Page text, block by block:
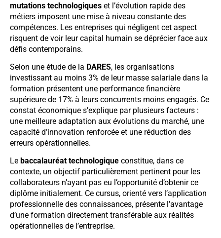
mutations technologiques et l’évolution rapide des
métiers imposent une mise à niveau constante des
compétences. Les entreprises qui négligent cet aspect
risquent de voir leur capital humain se déprécier face aux
défis contemporains.
Selon une étude de la DARES, les organisations
investissant au moins 3% de leur masse salariale dans la
formation présentent une performance financière
supérieure de 17% à leurs concurrents moins engagés. Ce
constat économique s’explique par plusieurs facteurs :
une meilleure adaptation aux évolutions du marché, une
capacité d’innovation renforcée et une réduction des
erreurs opérationnelles.
Le baccalauréat technologique constitue, dans ce
contexte, un objectif particulièrement pertinent pour les
collaborateurs n’ayant pas eu l’opportunité d’obtenir ce
diplôme initialement. Ce cursus, orienté vers l’application
professionnelle des connaissances, présente l’avantage
d’une formation directement transférable aux réalités
opérationnelles de l’entreprise.